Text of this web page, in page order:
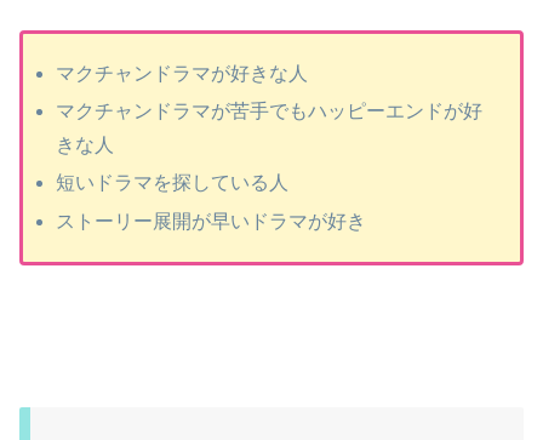
マクチャンドラマが好きな人
マクチャンドラマが苦手でもハッピーエンドが好
きな人
短いドラマを探している人
ストーリー展開が早いドラマが好き